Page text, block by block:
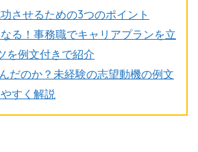
させるための3つのポイント
る！事務職でキャリアプランを立
を例文付きで紹介
だのか？未経験の志望動機の例文
すく解説